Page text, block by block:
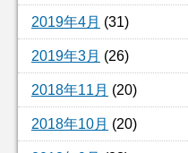
2019年4月 (31)
2019年3月 (26)
2018年11月 (20)
2018年10月 (20)